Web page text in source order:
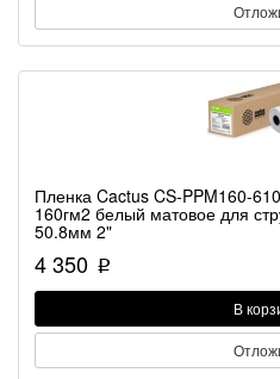
Пленка Cactus CS-PPM160-
160гм2 белый матовое для
50.8мм 2"
4 350 p
В